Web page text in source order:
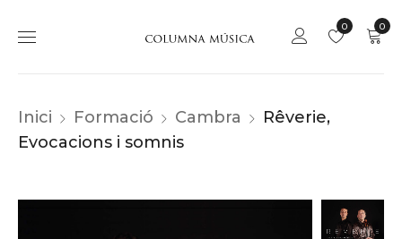
0
0
Inici Formació Cambra
Rêverie,
Evocacions i somnis